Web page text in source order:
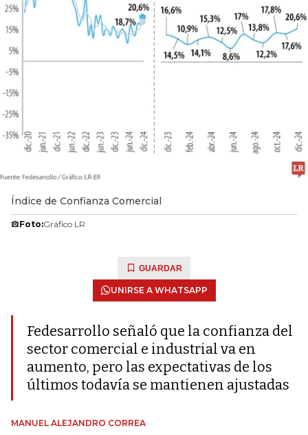
Índice de Confianza Comercial
Foto:Gráfico LR
GUARDAR
UNIRSE A WHATSAPP
Fedesarrollo señaló que la confianza del
sector comercial e industrial va en
aumento, pero las expectativas de los
últimos todavía se mantienen ajustadas
MANUEL ALEJANDRO CORREA